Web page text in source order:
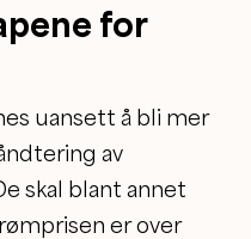
for
uansett å bli mer
av
skal blant annet
er over